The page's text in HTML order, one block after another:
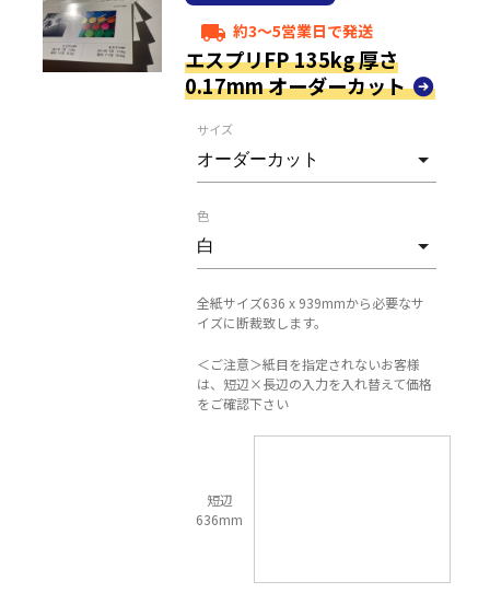
local_shipping 約3～5営業日で発送
エスプリFP 135kg 厚さ
0.17mm オーダーカット
サイズ
色
全紙サイズ636 x 939mmから必要なサ
イズに断裁致します。
＜ご注意＞紙目を指定されないお客様
は、短辺×長辺の入力を入れ替えて価格
をご確認下さい
短辺
636mm